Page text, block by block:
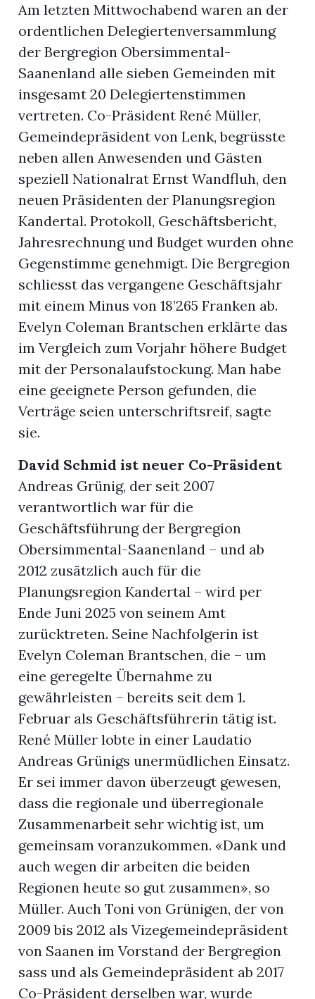
Am letzten Mittwochabend waren an der
ordentlichen Delegiertenversammlung
der Bergregion Obersimmental-
Saanenland alle sieben Gemeinden mit
insgesamt 20 Delegiertenstimmen
vertreten. Co-Präsident René Müller,
Gemeindepräsident von Lenk, begrüsste
neben allen Anwesenden und Gästen
speziell Nationalrat Ernst Wandfluh, den
neuen Präsidenten der Planungsregion
Kandertal. Protokoll, Geschäftsbericht,
Jahresrechnung und Budget wurden ohne
Gegenstimme genehmigt. Die Bergregion
schliesst das vergangene Geschäftsjahr
mit einem Minus von 18’265 Franken ab.
Evelyn Coleman Brantschen erklärte das
im Vergleich zum Vorjahr höhere Budget
mit der Personalaufstockung. Man habe
eine geeignete Person gefunden, die
Verträge seien unterschriftsreif, sagte
sie.
David Schmid ist neuer Co-Präsident
Andreas Grünig, der seit 2007
verantwortlich war für die
Geschäftsführung der Bergregion
Obersimmental-Saanenland – und ab
2012 zusätzlich auch für die
Planungsregion Kandertal – wird per
Ende Juni 2025 von seinem Amt
zurücktreten. Seine Nachfolgerin ist
Evelyn Coleman Brantschen, die – um
eine geregelte Übernahme zu
gewährleisten – bereits seit dem 1.
Februar als Geschäftsführerin tätig ist.
René Müller lobte in einer Laudatio
Andreas Grünigs unermüdlichen Einsatz.
Er sei immer davon überzeugt gewesen,
dass die regionale und überregionale
Zusammenarbeit sehr wichtig ist, um
gemeinsam voranzukommen. «Dank und
auch wegen dir arbeiten die beiden
Regionen heute so gut zusammen», so
Müller. Auch Toni von Grünigen, der von
2009 bis 2012 als Vizegemeindepräsident
von Saanen im Vorstand der Bergregion
sass und als Gemeindepräsident ab 2017
Co-Präsident derselben war, wurde